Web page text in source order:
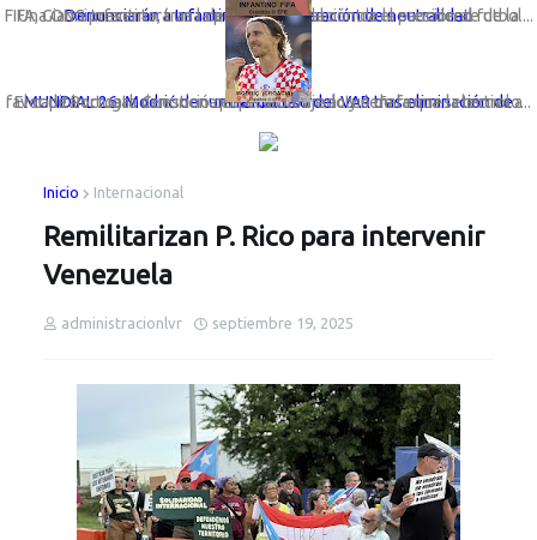
Denunciarán a Infantino por vulneración de neutralidad
Una ONG presentará una denuncia formal contra el presidente de la FIFA, Gianni Infantino, tras la polémica anulación de la sanción al futbol...
MUNDIAL 26: Modrić denuncia mal uso del VAR tras eliminación de Croacia
El capitán croata denunció que el arbitraje actuó de forma selectiva a favor de Portugal. Cuestiona el penal cobrado y señala que la tecnolo...
Inicio Internacional
Remilitarizan P. Rico para intervenir
Venezuela
administracionlvr septiembre 19, 2025